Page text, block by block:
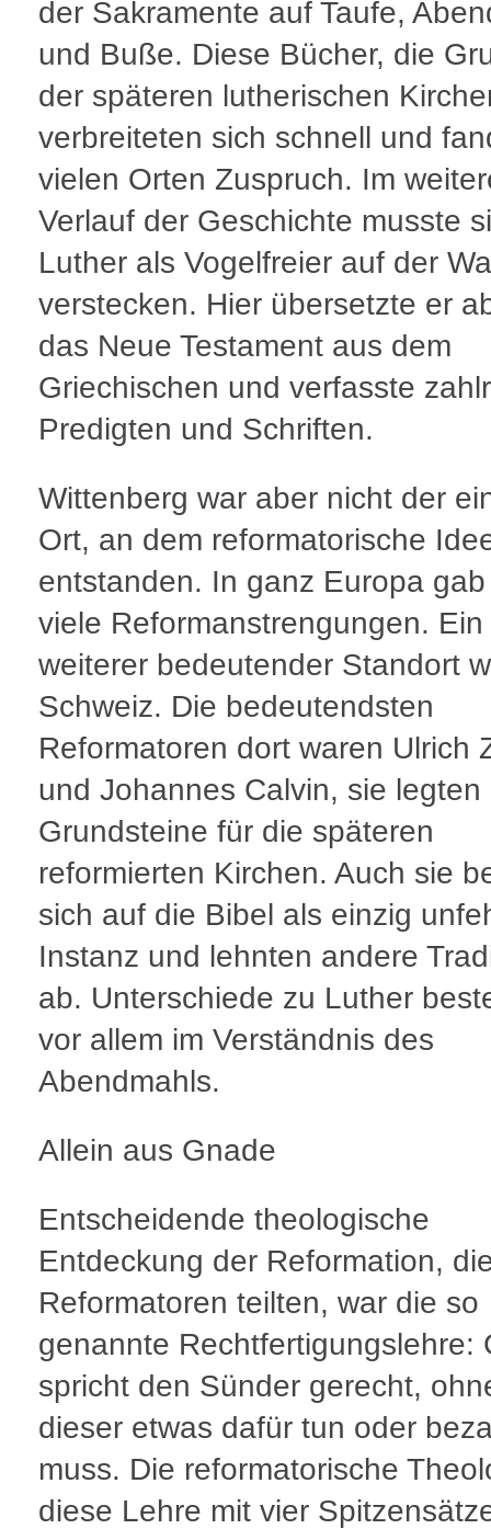
der Sakramente auf Taufe,
und Buße. Diese Bücher, die
der späteren lutherischen
verbreiteten sich schnell und
vielen Orten Zuspruch. Im
Verlauf der Geschichte musste
Luther als Vogelfreier auf der
verstecken. Hier übersetzte er
das Neue Testament aus dem
Griechischen und verfasste
Predigten und Schriften.
Wittenberg war aber nicht der
Ort, an dem reformatorische
entstanden. In ganz Europa
viele Reformanstrengungen. Ein
weiterer bedeutender Standort
Schweiz. Die bedeutendsten
Reformatoren dort waren Ulrich
und Johannes Calvin, sie legten
Grundsteine für die späteren
reformierten Kirchen. Auch sie
sich auf die Bibel als einzig
Instanz und lehnten andere
ab. Unterschiede zu Luther
vor allem im Verständnis des
Abendmahls.
Allein aus Gnade
Entscheidende theologische
Entdeckung der Reformation,
Reformatoren teilten, war die so
genannte Rechtfertigungslehre:
spricht den Sünder gerecht,
dieser etwas dafür tun oder
muss. Die reformatorische
diese Lehre mit vier